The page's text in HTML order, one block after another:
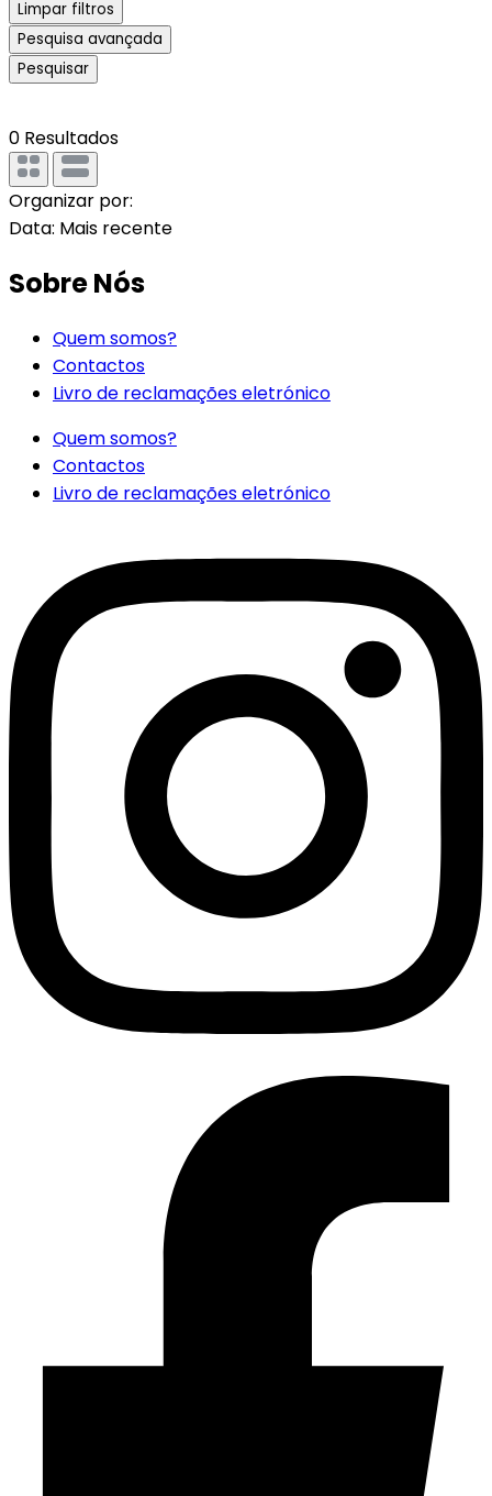
Limpar filtros
Pesquisa avançada
Pesquisar
0 Resultados
Organizar por:
Data: Mais recente
Sobre Nós
Quem somos?
Contactos
Livro de reclamações eletrónico
Quem somos?
Contactos
Livro de reclamações eletrónico